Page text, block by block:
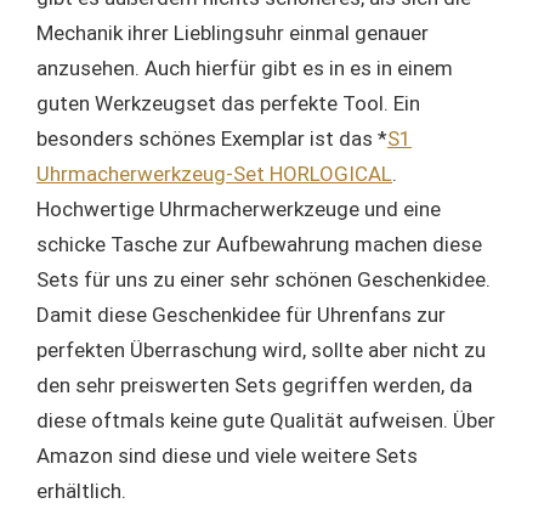
Mechanik ihrer Lieblingsuhr einmal genauer
anzusehen. Auch hierfür gibt es in es in einem
guten Werkzeugset das perfekte Tool. Ein
besonders schönes Exemplar ist das *S1
Uhrmacherwerkzeug-Set HORLOGICAL.
Hochwertige Uhrmacherwerkzeuge und eine
schicke Tasche zur Aufbewahrung machen diese
Sets für uns zu einer sehr schönen Geschenkidee.
Damit diese Geschenkidee für Uhrenfans zur
perfekten Überraschung wird, sollte aber nicht zu
den sehr preiswerten Sets gegriffen werden, da
diese oftmals keine gute Qualität aufweisen. Über
Amazon sind diese und viele weitere Sets
erhältlich.